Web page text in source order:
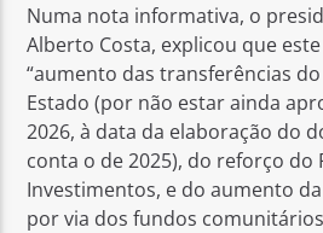
Numa nota informativa, o
Alberto Costa, explicou que
“aumento das transferências
Estado (por não estar ainda
2026, à data da elaboração do
conta o de 2025), do reforço do
Investimentos, e do aumento
por via dos fundos